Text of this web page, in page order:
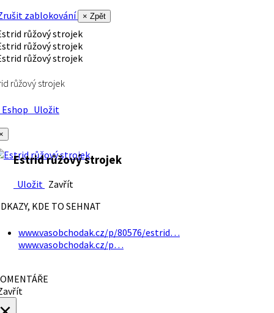
zablokování
× Zpět
růžový strojek
Uložit
Estrid růžový strojek
Uložit Zavřít
KDE TO SEHNAT
www.vasobchodak.cz/p/80576/estrid…
www.vasobchodak.cz/p…